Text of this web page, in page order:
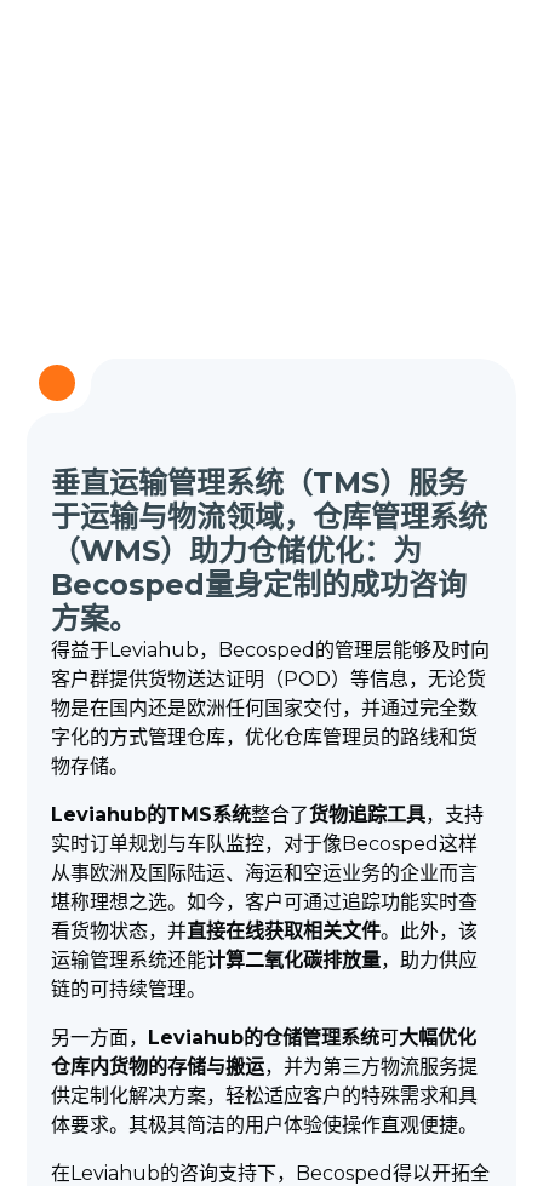
垂直运输管理系统（TMS）服务
于运输与物流领域，仓库管理系统
（WMS）助力仓储优化：为
Becosped量身定制的成功咨询
方案。
得益于Leviahub，Becosped的管理层能够及时向
客户群提供货物送达证明（POD）等信息，无论货
物是在国内还是欧洲任何国家交付，并通过完全数
字化的方式管理仓库，优化仓库管理员的路线和货
物存储。
Leviahub的TMS系统整合了货物追踪工具，支持
实时订单规划与车队监控，对于像Becosped这样
从事欧洲及国际陆运、海运和空运业务的企业而言
堪称理想之选。如今，客户可通过追踪功能实时查
看货物状态，并直接在线获取相关文件。此外，该
运输管理系统还能计算二氧化碳排放量，助力供应
链的可持续管理。
另一方面， Leviahub的仓储管理系统可大幅优化
仓库内货物的存储与搬运，并为第三方物流服务提
供定制化解决方案，轻松适应客户的特殊需求和具
体要求。其极其简洁的用户体验使操作直观便捷。
在Leviahub的咨询支持下，Becosped得以开拓全